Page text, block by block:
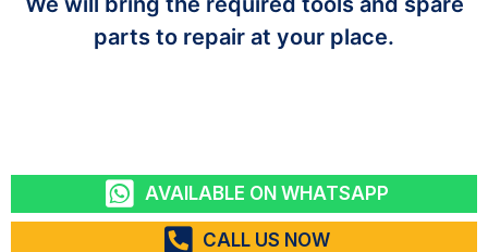
parts to repair at your place.
AVAILABLE ON WHATSAPP
CALL US NOW